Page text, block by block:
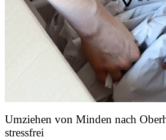
Umziehen von Minden nach
stressfrei